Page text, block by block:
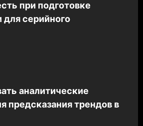
при подготовке
серийного
аналитические
предсказания трендов в